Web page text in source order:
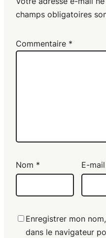
champs obligatoires
Commentaire *
Nom * E-mail
Enregistrer mon
dans le navigateur